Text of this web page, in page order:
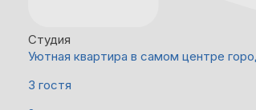
Студия
Уютная квартира в самом центре
3 гостя